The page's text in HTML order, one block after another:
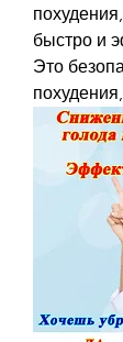
быстро и
Это